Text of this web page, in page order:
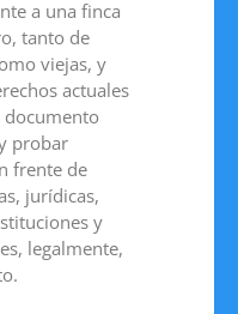
a una finca
tanto de
viejas, y
actuales
documento
probar
frente de
jurídicas,
y
legalmente,